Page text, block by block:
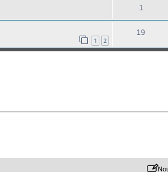
1
1 2
19